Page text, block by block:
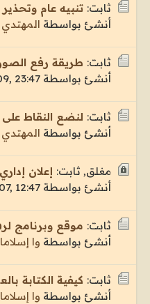
ثابت: تنبيه عام وتحذير
أنشئ بواسطة المهتدي
ثابت: طريقة رفع
أنشئ بواسطة23:47
ثابت: لنضع النقاط على
أنشئ بواسطة المهتدي
مغلق, ثابت: إعلان
أنشئ بواسطة12:47
ثابت: موقع وبرنامج
أنشئ بواسطة وا
ثابت: كيفية الكتابة
أنشئ بواسطة وا